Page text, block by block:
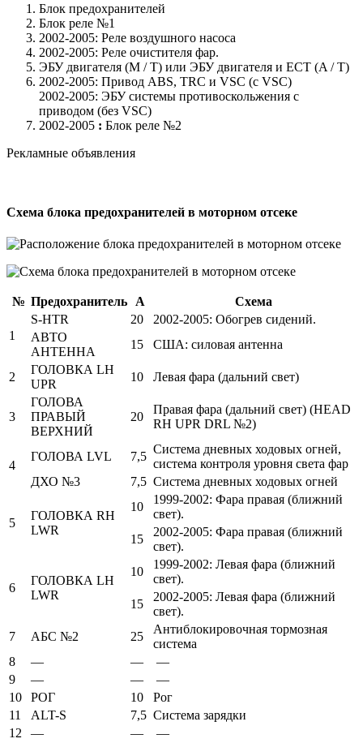
Блок предохранителей
Блок реле №1
2002-2005: Реле воздушного насоса
2002-2005: Реле очистителя фар.
ЭБУ двигателя (M / T) или ЭБУ двигателя и ECT (A / T)
2002-2005: Привод ABS, TRC и VSC (с VSC)
2002-2005: ЭБУ системы противоскольжения с
приводом (без VSC)
2002-2005 : Блок реле №2
Рекламные объявления
Схема блока предохранителей в моторном отсеке
№ Предохранитель А Схема
1
S-HTR 20
2002-2005: Обогрев сидений.
АВТО
АНТЕННА
15 США: силовая антенна
2
ГОЛОВКА LH
UPR
10 Левая фара (дальний свет)
3
ГОЛОВА
ПРАВЫЙ
ВЕРХНИЙ
20
Правая фара (дальний свет) (HEAD
RH UPR DRL №2)
4
ГОЛОВА LVL 7,5
Система дневных ходовых огней,
система контроля уровня света фар
ДХО №3
7,5 Система дневных ходовых огней
5
ГОЛОВКА RH
LWR
10
1999-2002: Фара правая (ближний
свет).
15
2002-2005: Фара правая (ближний
свет).
6
ГОЛОВКА LH
LWR
10
1999-2002: Левая фара (ближний
свет).
15
2002-2005: Левая фара (ближний
свет).
7
АБС №2 25
Антиблокировочная тормозная
система
8
— —
—
9
— —
—
10
РОГ 10
Рог
11
ALT-S 7,5 Система зарядки
12
— — —